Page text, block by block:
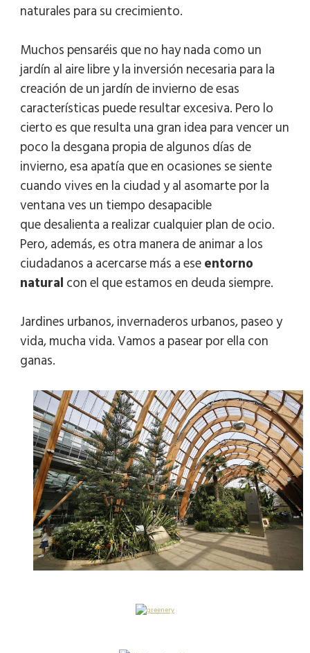
naturales para su crecimiento.
Muchos pensaréis que no hay nada como un
jardín al aire libre y la inversión necesaria para la
creación de un jardín de invierno de esas
características puede resultar excesiva. Pero lo
cierto es que resulta una gran idea para vencer un
poco la desgana propia de algunos días de
invierno, esa apatía que en ocasiones se siente
cuando vives en la ciudad y al asomarte por la
ventana ves un tiempo desapacible
que desalienta a realizar cualquier plan de ocio.
Pero, además, es otra manera de animar a los
ciudadanos a acercarse más a eseentorno
naturalcon el que estamos en deuda siempre.
Jardines urbanos, invernaderos urbanos, paseo y
vida, mucha vida. Vamos a pasear por ella con
ganas.